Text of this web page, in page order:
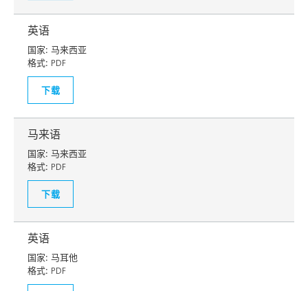
英语
国家: 马来西亚
格式: PDF
下载
马来语
国家: 马来西亚
格式: PDF
下载
英语
国家: 马耳他
格式: PDF